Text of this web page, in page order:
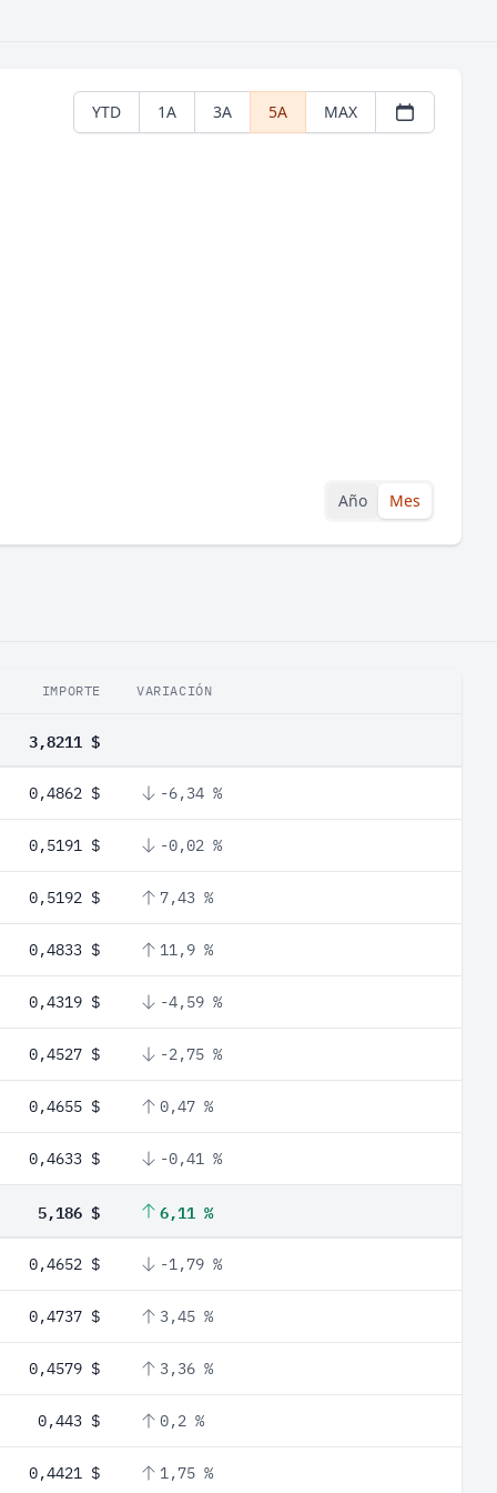
YTD 1A 3A 5A MAX
Año Mes
IMPORTE VARIACIÓN
3,8211 $
0,4862 $ -6,34 %
0,5191 $ -0,02 %
0,5192 $ 7,43 %
0,4833 $ 11,9 %
0,4319 $ -4,59 %
0,4527 $ -2,75 %
0,4655 $ 0,47 %
0,4633 $ -0,41 %
5,186 $ 6,11 %
0,4652 $ -1,79 %
0,4737 $ 3,45 %
0,4579 $ 3,36 %
0,443 $ 0,2 %
0,4421 $ 1,75 %